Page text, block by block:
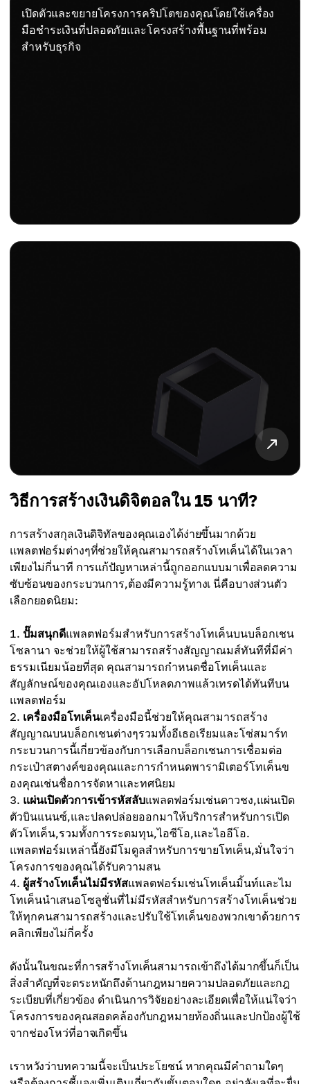
เปิดตัวและขยายโครงการคริปโตของคุณโดยใช้เครื่อง
มือชำระเงินที่ปลอดภัยและโครงสร้างพื้นฐานที่พร้อม
สำหรับธุรกิจ
วิธีการสร้างเงินดิจิตอลใน 15 นาที?
การสร้างสกุลเงินดิจิทัลของคุณเองได้ง่ายขึ้นมากด้วย
แพลตฟอร์มต่างๆที่ช่วยให้คุณสามารถสร้างโทเค็นได้ในเวลา
เพียงไม่กี่นาที การแก้ปัญหาเหล่านี้ถูกออกแบบมาเพื่อลดความ
ซับซ้อนของกระบวนการ,ต้องมีความรู้ทางเ นี่คือบางส่วนตัว
เลือกยอดนิยม:
ปั๊มสนุกดีแพลตฟอร์มสำหรับการสร้างโทเค็นบนบล็อกเชน
โซลานา จะช่วยให้ผู้ใช้สามารถสร้างสัญญาณมส์ทันทีที่มีค่า
ธรรมเนียมน้อยที่สุด คุณสามารถกำหนดชื่อโทเค็นและ
สัญลักษณ์ของคุณเองและอัปโหลดภาพแล้วเทรดได้ทันทีบน
แพลตฟอร์ม
เครื่องมือโทเค็นเครื่องมือนี้ช่วยให้คุณสามารถสร้าง
สัญญาณบนบล็อกเชนต่างๆรวมทั้งอีเธอเรียมและโซ่สมาร์ท
กระบวนการนี้เกี่ยวข้องกับการเลือกบล็อกเชนการเชื่อมต่อ
กระเป๋าสตางค์ของคุณและการกำหนดพารามิเตอร์โทเค็นข
องคุณเช่นชื่อการจัดหาและทศนิยม
แผ่นเปิดตัวการเข้ารหัสลับแพลตฟอร์มเช่นดาวชง,แผ่นเปิด
ตัวบินแนนซ์,และปลดปล่อยออกมาให้บริการสำหรับการเปิด
ตัวโทเค็น,รวมทั้งการระดมทุน,ไอซีโอ,และไออีโอ.
แพลตฟอร์มเหล่านี้ยังมีโมดูลสำหรับการขายโทเค็น,มั่นใจว่า
โครงการของคุณได้รับความสน
ผู้สร้างโทเค็นไม่มีรหัสแพลตฟอร์มเช่นโทเค็นมิ้นท์และไม
โทเค็นนำเสนอโซลูชั่นที่ไม่มีรหัสสำหรับการสร้างโทเค็นช่วย
ให้ทุกคนสามารถสร้างและปรับใช้โทเค็นของพวกเขาด้วยการ
คลิกเพียงไม่กี่ครั้ง
ดังนั้นในขณะที่การสร้างโทเค็นสามารถเข้าถึงได้มากขึ้นก็เป็น
สิ่งสำคัญที่จะตระหนักถึงด้านกฎหมายความปลอดภัยและกฎ
ระเบียบที่เกี่ยวข้อง ดำเนินการวิจัยอย่างละเอียดเพื่อให้แน่ใจว่า
โครงการของคุณสอดคล้องกับกฎหมายท้องถิ่นและปกป้องผู้ใช้
จากช่องโหว่ที่อาจเกิดขึ้น
เราหวังว่าบทความนี้จะเป็นประโยชน์ หากคุณมีคำถามใดๆ